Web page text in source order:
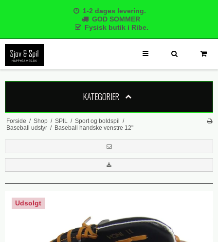
1-2 dages levering.
GOD SOMMER
Fysisk butik i Ribe.
KATEGORIER
Forside / Shop / SPIL / Sport og boldspil
/
Baseball udstyr / Baseball handske venstre 12"
Udsolgt